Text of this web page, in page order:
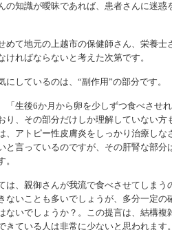
の知識が曖昧であれば、患者さんに迷惑
めて地元の上越市の保健師さん、栄養士
ければならないと考えた次第です。
にしているのは、“副作用”の部分です。
「生後6か月から卵を少しずつ食べさせ
り、その部分だけしか理解していない方
、アトピー性皮膚炎をしっかり治療しな
と言っているのですが、その肝腎な部分
は、親御さんが我流で食べさせてしまう
ないことも多いでしょうが、多分一定の
ないでしょうか？。この提言は、結構複
きている人は非常に少ないと思われます。